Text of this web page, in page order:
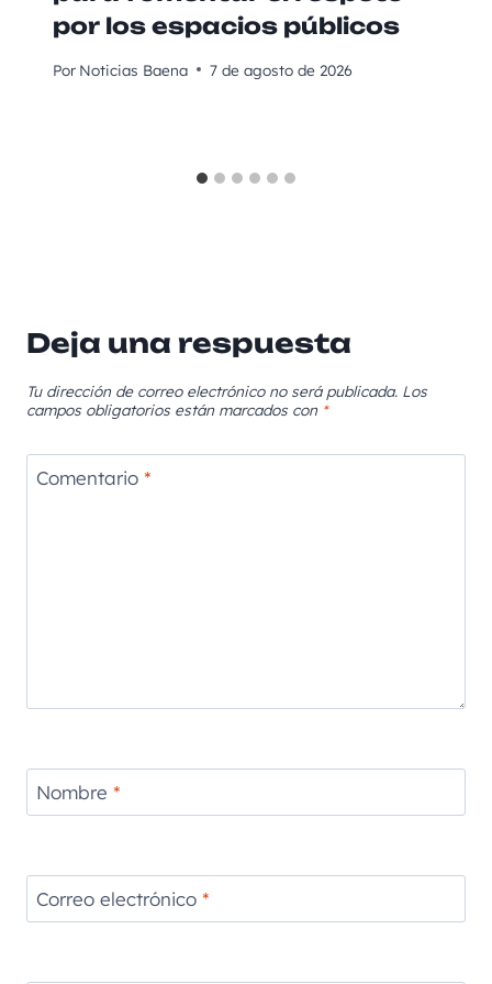
por los espacios públicos
Por Noticias Baena 7 de agosto de 2026
Deja una respuesta
Tu dirección de correo electrónico no será publicada. Los
campos obligatorios están marcados con *
Comentario *
Nombre *
Correo electrónico *